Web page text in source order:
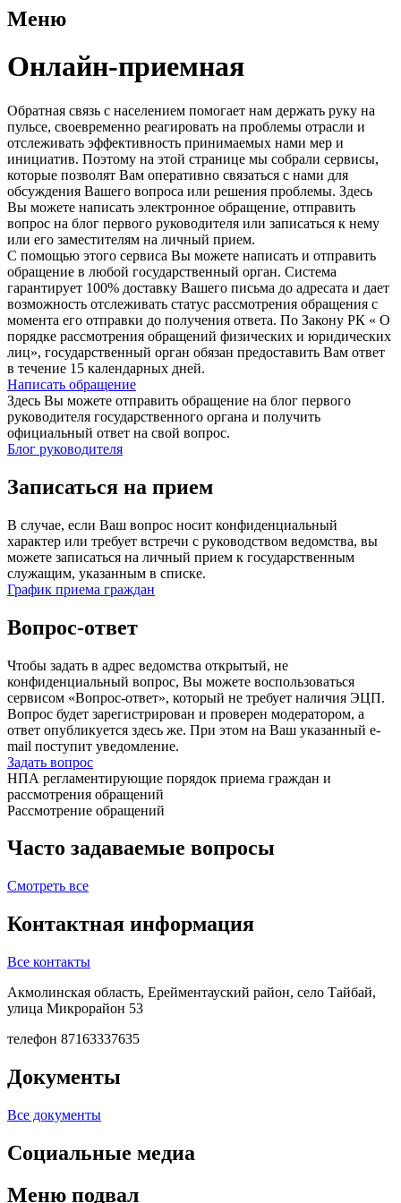
Меню
Онлайн-приемная
Обратная связь с населением помогает нам держать руку на
пульсе, своевременно реагировать на проблемы отрасли и
отслеживать эффективность принимаемых нами мер и
инициатив. Поэтому на этой странице мы собрали сервисы,
которые позволят Вам оперативно связаться с нами для
обсуждения Вашего вопроса или решения проблемы. Здесь
Вы можете написать электронное обращение, отправить
вопрос на блог первого руководителя или записаться к нему
или его заместителям на личный прием.
С помощью этого сервиса Вы можете написать и отправить
обращение в любой государственный орган. Система
гарантирует 100% доставку Вашего письма до адресата и дает
возможность отслеживать статус рассмотрения обращения с
момента его отправки до получения ответа. По Закону РК « О
порядке рассмотрения обращений физических и юридических
лиц», государственный орган обязан предоставить Вам ответ
в течение 15 календарных дней.
Написать обращение
Здесь Вы можете отправить обращение на блог первого
руководителя государственного органа и получить
официальный ответ на свой вопрос.
Блог руководителя
Записаться на прием
В случае, если Ваш вопрос носит конфиденциальный
характер или требует встречи с руководством ведомства, вы
можете записаться на личный прием к государственным
служащим, указанным в списке.
График приема граждан
Вопрос-ответ
Чтобы задать в адрес ведомства открытый, не
конфиденциальный вопрос, Вы можете воспользоваться
сервисом «Вопрос-ответ», который не требует наличия ЭЦП.
Вопрос будет зарегистрирован и проверен модератором, а
ответ опубликуется здесь же. При этом на Ваш указанный e-
mail поступит уведомление.
Задать вопрос
НПА регламентирующие порядок приема граждан и
рассмотрения обращений
Рассмотрение обращений
Часто задаваемые вопросы
Смотреть все
Контактная информация
Все контакты
Акмолинская область, Ерейментауский район, село Тайбай,
улица Микрорайон 53
телефон 87163337635
Документы
Все документы
Социальные медиа
Меню подвал